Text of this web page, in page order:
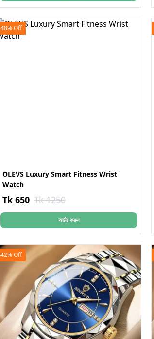
48% Off
OLEVS Luxury Smart Fitness Wrist
Watch
Tk 650 Tk 1250
অর্ডার করুন
42% Off